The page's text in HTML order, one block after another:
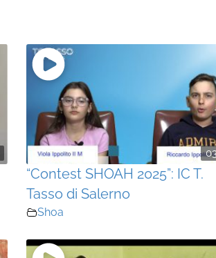
“Contest SHOAH 2025”: IC T.
Tasso di Salerno
Shoa